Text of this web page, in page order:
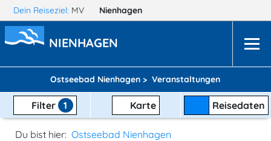
Dein Reiseziel: MV Nienhagen
NIENHAGEN
Ostseebad Nienhagen > Veranstaltungen
Filter 1 Karte Reisedaten
Du bist hier: Ostseebad Nienhagen